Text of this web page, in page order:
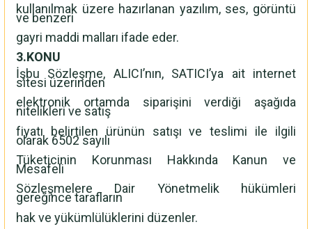
kullanılmak üzere hazırlanan yazılım, ses, görüntü
ve benzeri
gayri maddi malları ifade eder.
3.KONU
İşbu Sözleşme, ALICI’nın, SATICI’ya ait internet
sitesi üzerinden
elektronik ortamda siparişini verdiği aşağıda
nitelikleri ve satış
fiyatı belirtilen ürünün satışı ve teslimi ile ilgili
olarak 6502 sayılı
Tüketicinin Korunması Hakkında Kanun ve
Mesafeli
Sözleşmelere Dair Yönetmelik hükümleri
gereğince tarafların
hak ve yükümlülüklerini düzenler.